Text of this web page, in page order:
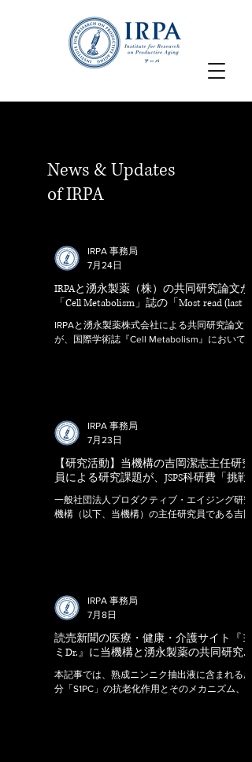
News & Updates
ofIRPA
IRPAと湧永製薬（株）の共同研究論文が
「Cell Metabolism」誌の「Most read (last 30
days)」に選出されました。
IRPAと湧永製薬株式会社による共同研究論文
が、国際学術誌『Cell Metabolism』において、
は、S1PCが脂肪組織からのeNAMPT分泌を促進
し、視床下部を介して加齢に伴う筋機能低下を
ちらをご一読ください。 Cell Metabolism: Cell
Press Discovery of S1PC | IRPA official site
IRPA 事務局
7月24日
【研究活動】当機構の吉岡潔志主任研究
員による研究課題が、JSPS科研費「挑戦
研究（萌芽）」に採択されました。―新
たな骨格筋間コミュニケーションの解明
へ―
一般社団法人プロダクティブ・エイジング研究
機構（以下、当機構）の主任研究員である吉岡
って得られる成果は、骨格筋が全身の組織と連
携して機能を維持する仕組みや、運動によって
新たな学術的基盤となることが期待されます。
さらに将来的には、加齢に伴う骨格筋機能の低
下やサルコペニア、フレイルに対する新たな予
防・介入法の開発につながる可能性がありま
IRPA 事務局
7月23日
読売新聞の医療・健康・介護サイト『ヨ
ミDr.』に当機構と湧永製薬の共同研究成
果に関する記事が掲載されました
本記事では、熟成ニンニク抽出液に含まれる成
分「S1PC」の抗老化作用とそのメカニズム、な
IRPA 事務局
7月8日